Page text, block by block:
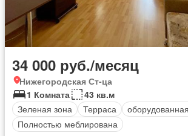
34 000 руб./месяц
Нижегородская Ст-ца
1 Комната
43 кв.м
Зеленая зона
Терраса
Полностью меблирована